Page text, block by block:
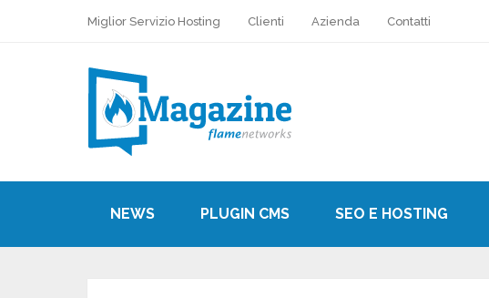
Miglior Servizio Hosting Clienti Azienda Contatti
NEWS PLUGIN CMS SEO E HOSTING